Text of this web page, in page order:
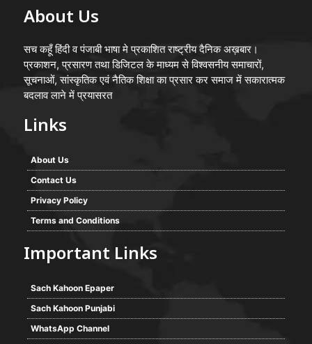
About Us
सच कहूँ हिंदी व पंजाबी भाषा मे प्रकाशित राष्ट्रीय दैनिक अख़बार।
प्रकाशन, प्रसारण तथा डिजिटल के माध्यम से विश्वसनीय समाचारों,
सूचनाओं, सांस्कृतिक एवं नैतिक शिक्षा का प्रसार कर समाज में सकारात्मक
बदलाव लाने में प्रयासरत
Links
About Us
Contact Us
Privacy Policy
Terms and Conditions
Important Links
Sach Kahoon Epaper
Sach Kahoon Punjabi
WhatsApp Channel